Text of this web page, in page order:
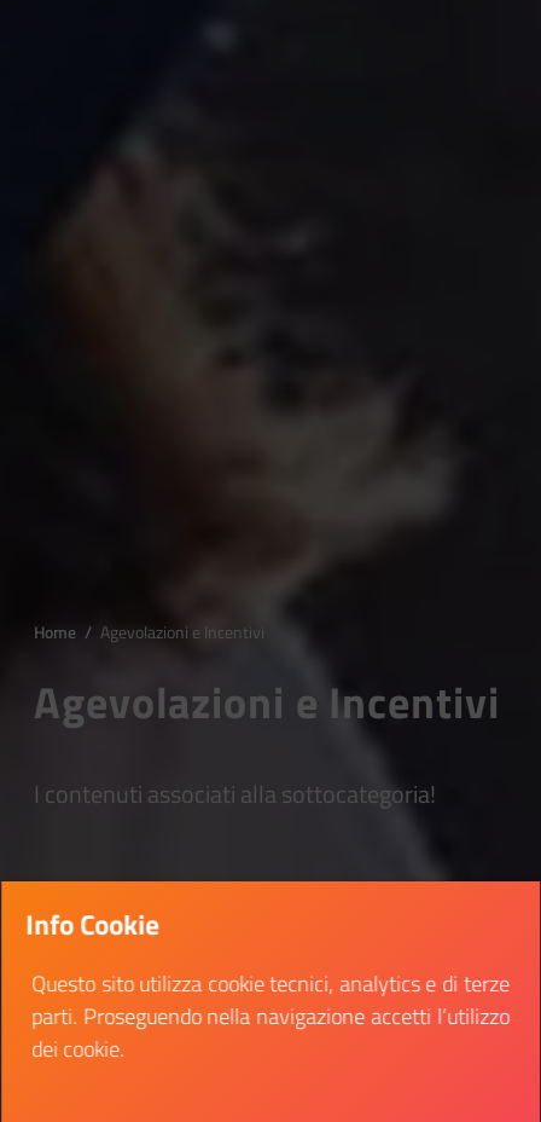
Home / Agevolazioni e Incentivi
Agevolazioni e Incentivi
I contenuti associati alla sottocategoria!
Info Cookie
Questo sito utilizza cookie tecnici, analytics e di terze
parti. Proseguendo nella navigazione accetti l’utilizzo
dei cookie.